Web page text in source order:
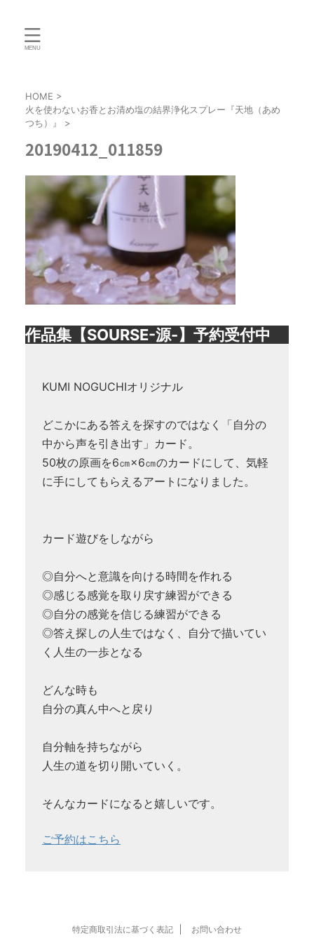
HOME >
火を使わないお香とお清め塩の結界浄化スプレー『天地（あめ
つち）』
>
20190412_011859
作品集【SOURSE-源-】予約受付中
KUMI NOGUCHIオリジナル
どこかにある答えを探すのではなく「自分の
中から声を引き出す」カード。
50枚の原画を6㎝×6㎝のカードにして、気軽
に手にしてもらえるアートになりました。
カード遊びをしながら
◎自分へと意識を向ける時間を作れる
◎感じる感覚を取り戻す練習ができる
◎自分の感覚を信じる練習ができる
◎答え探しの人生ではなく、自分で描いてい
く人生の一歩となる
どんな時も
自分の真ん中へと戻り
自分軸を持ちながら
人生の道を切り開いていく。
そんなカードになると嬉しいです。
ご予約はこちら
特定商取引法に基づく表記 お問い合わせ